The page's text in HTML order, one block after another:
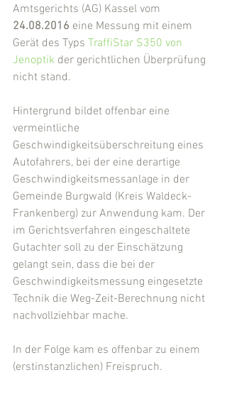
Amtsgerichts (AG) Kassel vom
24.08.2016 eine Messung mit einem
Gerät des Typs TraffiStar S350 von
Jenoptik der gerichtlichen Überprüfung
nicht stand.
Hintergrund bildet offenbar eine
vermeintliche
Geschwindigkeitsüberschreitung eines
Autofahrers, bei der eine derartige
Geschwindigkeitsmessanlage in der
Gemeinde Burgwald (Kreis Waldeck-
Frankenberg) zur Anwendung kam. Der
im Gerichtsverfahren eingeschaltete
Gutachter soll zu der Einschätzung
gelangt sein, dass die bei der
Geschwindigkeitsmessung eingesetzte
Technik die Weg-Zeit-Berechnung nicht
nachvollziehbar mache.
In der Folge kam es offenbar zu einem
(erstinstanzlichen) Freispruch.